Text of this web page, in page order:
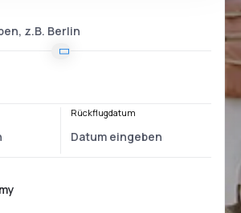
Rückflugdatum